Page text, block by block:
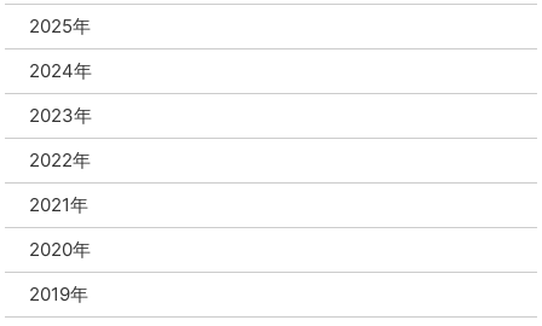
2025年
2024年
2023年
2022年
2021年
2020年
2019年